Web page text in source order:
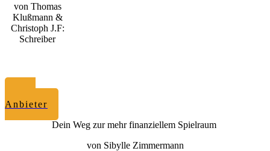
von Thomas
Klußmann &
Christoph J.F:
Schreiber
Anbieter
Dein Weg zur mehr finanziellem Spielraum
von Sibylle Zimmermann